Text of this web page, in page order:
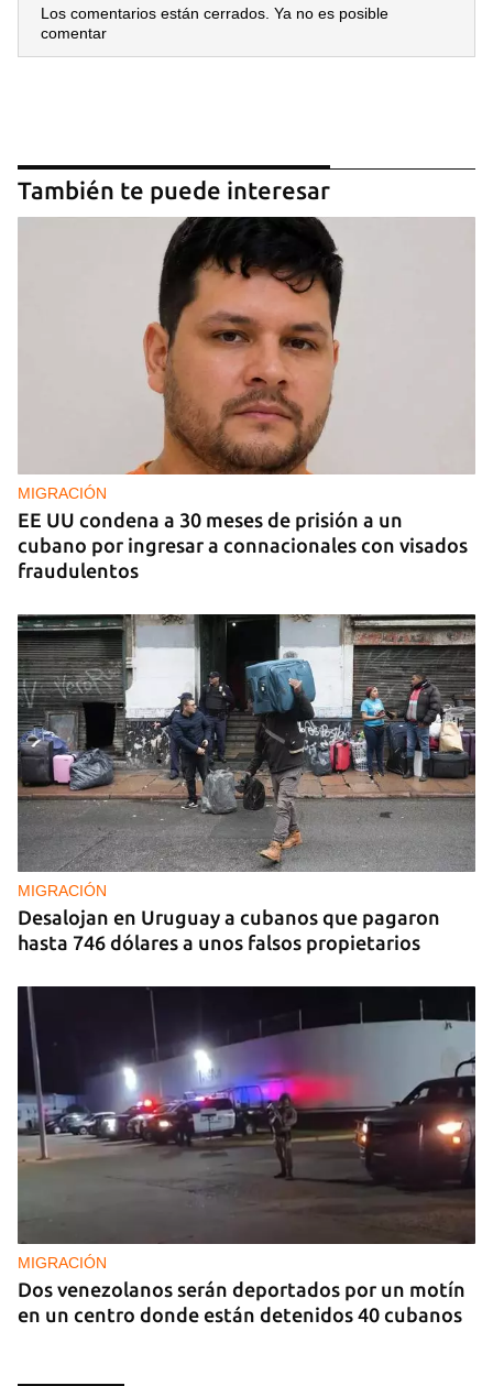
Los comentarios están cerrados. Ya no es posible
comentar
También te puede interesar
MIGRACIÓN
EE UU condena a 30 meses de prisión a un
cubano por ingresar a connacionales con visados
fraudulentos
MIGRACIÓN
Desalojan en Uruguay a cubanos que pagaron
hasta 746 dólares a unos falsos propietarios
MIGRACIÓN
Dos venezolanos serán deportados por un motín
en un centro donde están detenidos 40 cubanos